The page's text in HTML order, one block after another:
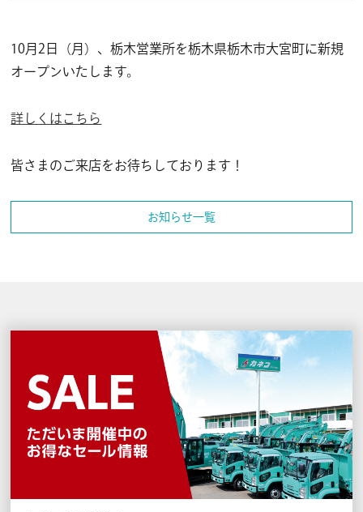
10月2日（月）、栃木営業所を栃木県栃木市大宮町に新規
オープンいたします。
詳しくはこちら
皆さまのご来店をお待ちしております！
お知らせ一覧